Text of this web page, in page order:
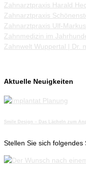
Zahnarztpraxis Harald
Zahnarztpraxis
Zahnarztpraxis Ulf-
Zahnmedizin im
Zahnwelt Wuppertal | Dr.
Aktuelle Neuigkeiten
Smile Design – Das Lächeln zum
Stellen Sie sich folgendes